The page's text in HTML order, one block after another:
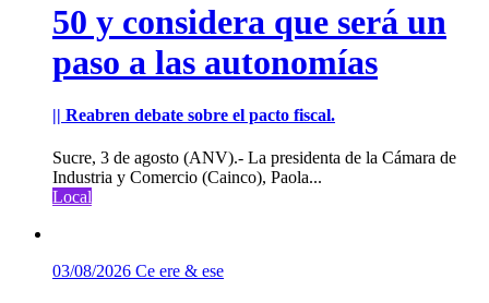
50 y considera que será un
paso a las autonomías
|| Reabren debate sobre el pacto fiscal.
Sucre, 3 de agosto (ANV).- La presidenta de la Cámara de
Industria y Comercio (Cainco), Paola...
Local
03/08/2026 Ce ere & ese